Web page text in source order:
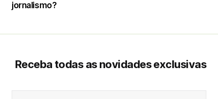
jornalismo?
Receba todas as novidades exclusivas